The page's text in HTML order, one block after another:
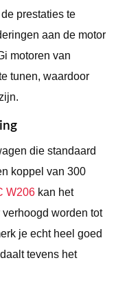
prestaties te
aan de motor
motoren van
tunen, waardoor
die standaard
koppel van 300
W206 kan het
worden tot
je echt heel goed
tevens het